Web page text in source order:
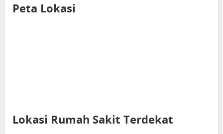
Peta Lokasi
Lokasi Rumah Sakit Terdekat